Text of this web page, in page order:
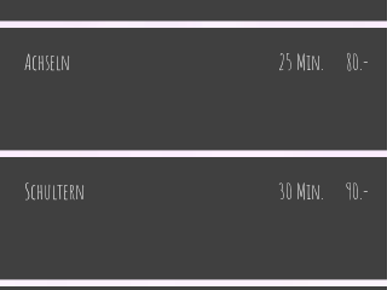
Achseln 25 Min. 80.-
Schultern 30 Min. 90.-